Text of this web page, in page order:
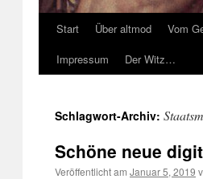
Start Über altmod Vom
Impressum
Der Witz…
Schlagwort-Archiv:
Schöne neue
Veröffentlicht am Januar 5, 2019